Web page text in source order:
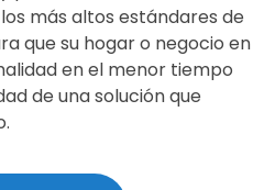
más altos estándares de
que su hogar o negocio en
en el menor tiempo
de una solución que